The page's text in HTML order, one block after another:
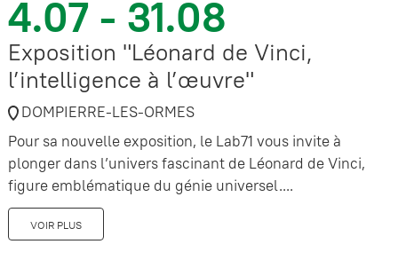
4.07 - 31.08
Exposition "Léonard de Vinci,
l’intelligence à l’œuvre"
DOMPIERRE-LES-ORMES
Pour sa nouvelle exposition, le Lab71 vous invite à
plonger dans l’univers fascinant de Léonard de Vinci,
figure emblématique du génie universel....
VOIR PLUS